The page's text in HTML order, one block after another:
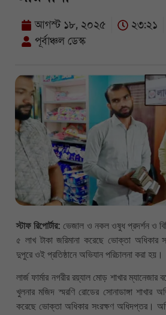
আগস্ট ১৮, ২০২৫
২৩:২১
পূর্বাঞ্চল ডেস্ক
স্টাফ রিপোর্টার: ভেজাল ও নকল ওষুধ প্রদর্শন ও
৫ লাখ টাকা জরিমানা করেছে ভোক্তা অধিকার
দুপুরে ওই প্রতিষ্ঠানে অভিযান পরিচালনা করা হয়।
লার্জ ফার্মার নগরীর রয়্যাল মোড় শাখার ম্যানেজার
খুলনার মজিদ স্মরণি রোডের সোনাডাঙ্গা শাখার
করেছে ভোক্তা অধিকার সংরক্ষণ অধিদপ্তর।